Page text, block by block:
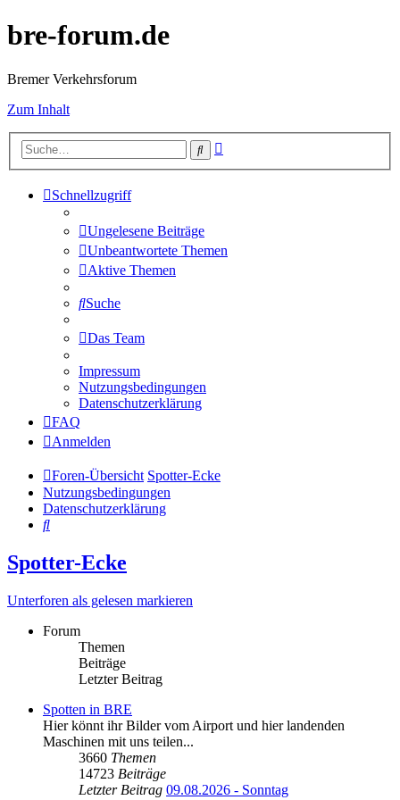
bre-forum.de
Bremer Verkehrsforum
Zum Inhalt
Suche
Schnellzugriff
Ungelesene Beiträge
Unbeantwortete Themen
Aktive Themen
Suche
Das Team
Impressum
Nutzungsbedingungen
Datenschutzerklärung
FAQ
Anmelden
Foren-Übersicht Spotter-Ecke
Nutzungsbedingungen
Datenschutzerklärung
Suche
Spotter-Ecke
Unterforen als gelesen markieren
Forum
Themen
Beiträge
Letzter Beitrag
Spotten in BRE
Hier könnt ihr Bilder vom Airport und hier landenden
Maschinen mit uns teilen...
3660 Themen
14723 Beiträge
Letzter Beitrag 09.08.2026 - Sonntag